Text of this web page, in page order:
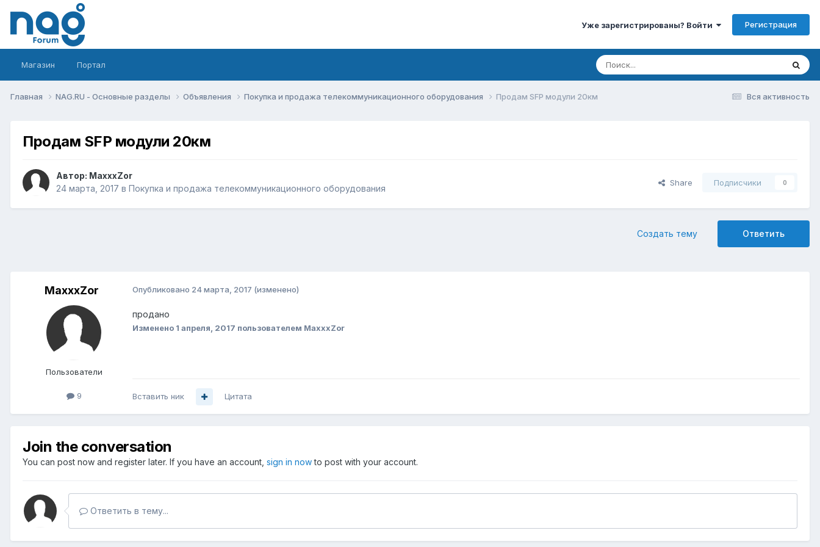
Уже зарегистрированы? Войти Регистрация
Магазин Портал
Вся активность
Главная NAG.RU - Основные разделы Объявления Покупка и продажа телекоммуникационного оборудования Продам SFP модули 20км
Продам SFP модули 20км
Автор: MaxxxZor
24 марта, 2017 в Покупка и продажа телекоммуникационного оборудования
Share Подписчики 0
Ответить
Создать тему
MaxxxZor
Пользователи
9
Опубликовано 24 марта, 2017 (изменено)
продано
Изменено 1 апреля, 2017 пользователем MaxxxZor
Вставить ник Цитата
Join the conversation
You can post now and register later. If you have an account, sign in nowto post with your account.
Ответить в тему...